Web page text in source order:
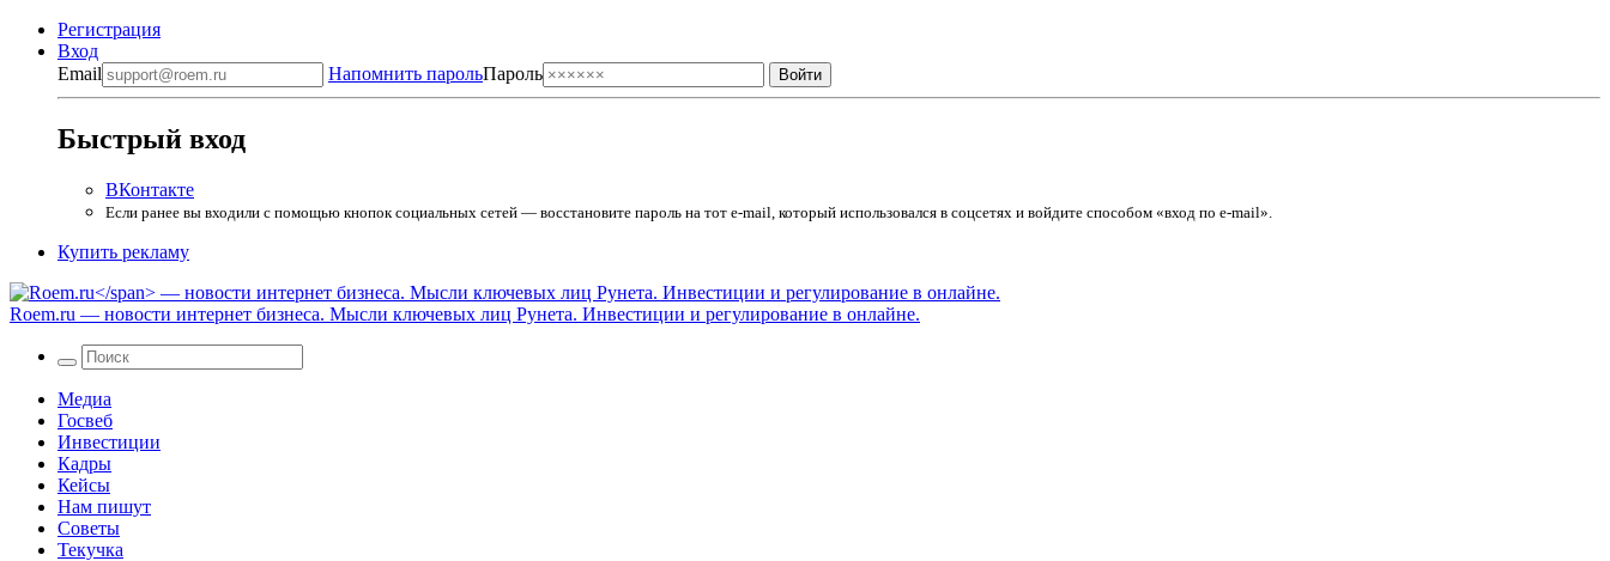
Регистрация
Вход
Email
Напомнить парольПароль
Быстрый вход
ВКонтакте
Если ранее вы входили с помощью кнопок социальных сетей — восстановите пароль на тот e-mail, который использовался в соцсетях и войдите способом «вход по e-mail».
Купить рекламу
Roem.ru — новости интернет бизнеса. Мысли ключевых лиц Рунета. Инвестиции и регулирование в онлайне.
Медиа
Госвеб
Инвестиции
Кадры
Кейсы
Нам пишут
Советы
Текучка